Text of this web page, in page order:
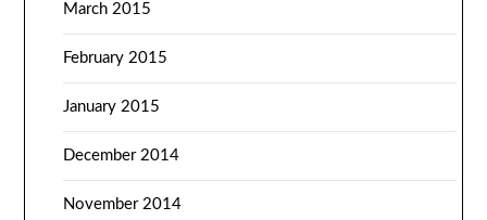
March 2015
February 2015
January 2015
December 2014
November 2014